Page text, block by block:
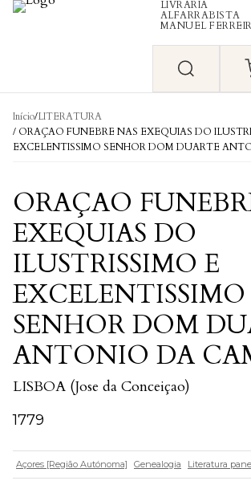
Skip to content
LIVRARIA
ALFARRABISTA
MANUEL
Início/LITERATURA
/ ORAÇAO FUNEBRE NAS EXEQUIAS DO
EXCELENTISSIMO SENHOR DOM DUARTE
ORAÇAO
EXEQUIAS DO
ILUSTRISSIMO E
EXCELENTISSIMO
SENHOR DOM
ANTONIO DA
LISBOA (Jose da Conceiçao)
1779
Açores [Região Autónoma] Genealogia Literatura